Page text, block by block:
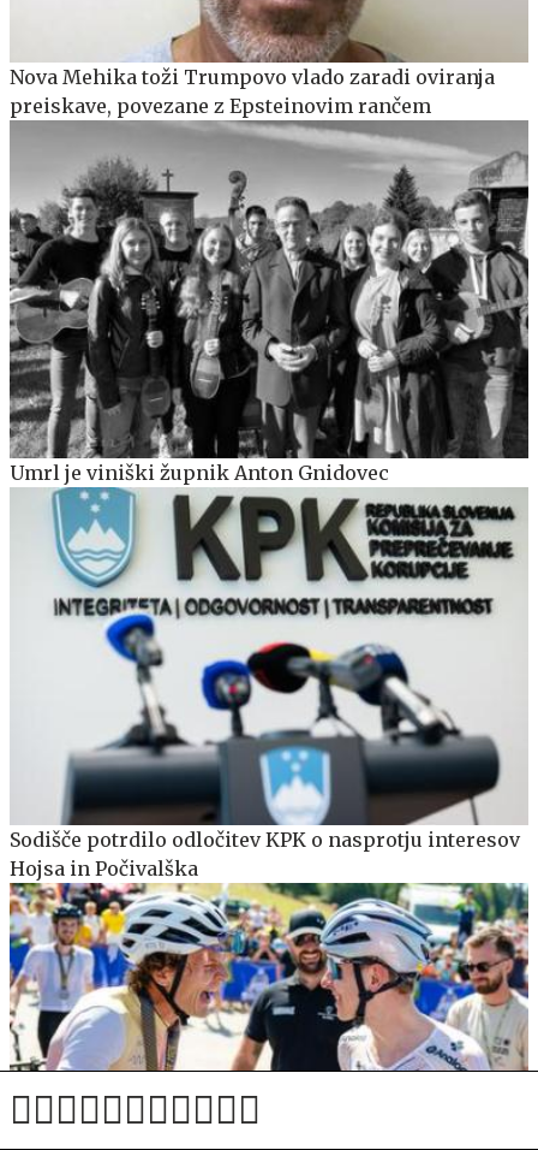
Nova Mehika toži Trumpovo vlado zaradi oviranja
preiskave, povezane z Epsteinovim rančem
Umrl je viniški župnik Anton Gnidovec
Sodišče potrdilo odločitev KPK o nasprotju interesov
Hojsa in Počivalška